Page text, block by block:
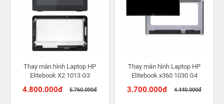
Thay màn hình Laptop HP
Elitebook X2 1013 G3
4.800.000đ 5.760.000đ
Thay màn hình Laptop HP
Elitebook x360 1030 G4
3.700.000đ 4.440.000đ